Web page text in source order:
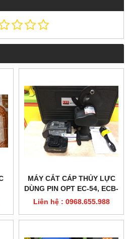
MÁY CẮT CÁP THỦY LỰC
DÙNG PIN OPT EC-54, ECB-
54
Liên hệ : 0968.655.988